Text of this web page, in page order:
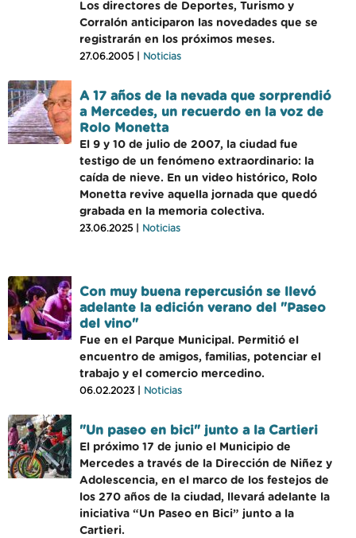
Los directores de Deportes, Turismo y
Corralón anticiparon las novedades que se
registrarán en los próximos meses.
27.06.2005 | Noticias
A 17 años de la nevada que sorprendió
a Mercedes, un recuerdo en la voz de
Rolo Monetta
El 9 y 10 de julio de 2007, la ciudad fue
testigo de un fenómeno extraordinario: la
caída de nieve. En un video histórico, Rolo
Monetta revive aquella jornada que quedó
grabada en la memoria colectiva.
23.06.2025 | Noticias
Con muy buena repercusión se llevó
adelante la edición verano del "Paseo
del vino"
Fue en el Parque Municipal. Permitió el
encuentro de amigos, familias, potenciar el
trabajo y el comercio mercedino.
06.02.2023 | Noticias
"Un paseo en bici" junto a la Cartieri
El próximo 17 de junio el Municipio de
Mercedes a través de la Dirección de Niñez y
Adolescencia, en el marco de los festejos de
los 270 años de la ciudad, llevará adelante la
iniciativa “Un Paseo en Bici” junto a la
Cartieri.